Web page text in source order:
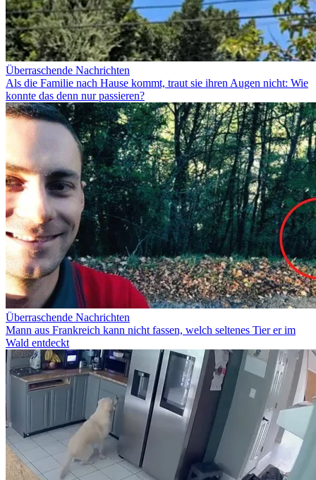
Überraschende Nachrichten
Als die Familie nach Hause kommt, traut sie ihren Augen nicht: Wie
konnte das denn nur passieren?
Überraschende Nachrichten
Mann aus Frankreich kann nicht fassen, welch seltenes Tier er im
Wald entdeckt